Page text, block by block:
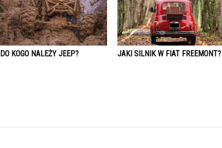
DO KOGO NALEŻY JEEP? JAKI SILNIK W FIAT FREEMONT?